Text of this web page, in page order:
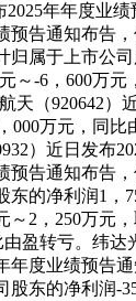
2025年年度业
预告通知布告
归属于上市公
～-6，600万
天（920642
000万元，同
）近日发布
预告通知布
的净利润1，
2，250万元
盈转亏。纬
年度业绩预告
东的净利润-